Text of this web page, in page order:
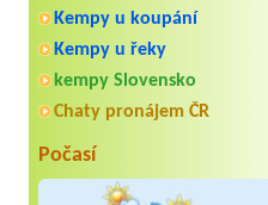
Kempy u koupání
Kempy u řeky
kempy Slovensko
Chaty pronájem ČR
Počasí